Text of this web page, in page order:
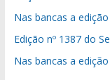
Nas bancas a
Edição nº 1387 do
Nas bancas a